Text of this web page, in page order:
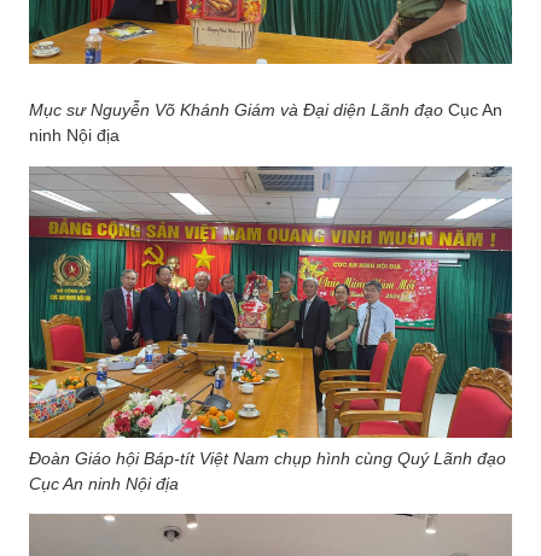
Mục sư Nguyễn Võ Khánh Giám và Đại diện Lãnh đạoCục An
ninh Nội địa
Đoàn Giáo hội Báp-tít Việt Nam chụp hình cùng Quý Lãnh đạo
Cục An ninh Nội địa